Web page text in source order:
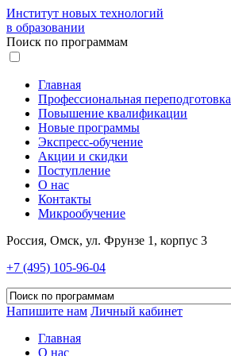
Институт новых технологий
в образовании
Поиск по программам
Главная
Профессиональная переподготовка
Повышение квалификации
Новые программы
Экспресс-обучение
Акции и скидки
Поступление
О нас
Контакты
Микрообучение
Россия, Омск, ул. Фрунзе 1, корпус 3
+7 (495) 105-96-04
Напишите нам Личный кабинет
Главная
О нас